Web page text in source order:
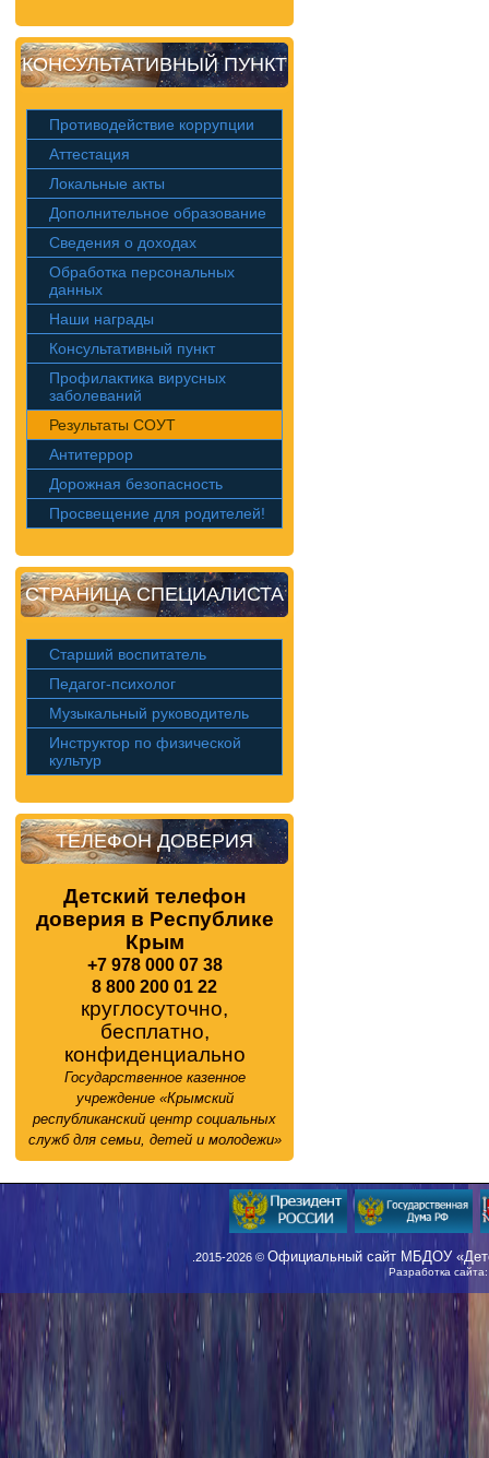
КОНСУЛЬТАТИВНЫЙ ПУНКТ
Противодействие коррупции
Аттестация
Локальные акты
Дополнительное образование
Сведения о доходах
Обработка персональных
данных
Наши награды
Консультативный пункт
Профилактика вирусных
заболеваний
Результаты СОУТ
Антитеррор
Дорожная безопасность
Просвещение для родителей!
СТРАНИЦА СПЕЦИАЛИСТА
Старший воспитатель
Педагог-психолог
Музыкальный руководитель
Инструктор по физической
культур
ТЕЛЕФОН ДОВЕРИЯ
Детский телефон
доверия в Республике
Крым
+7 978 000 07 38
8 800 200 01 22
круглосуточно,
бесплатно,
конфиденциально
Государственное казенное
учреждение «Крымский
республиканский центр социальных
служб для семьи, детей и молодежи»
.2015-2026 © Официальный сайт МБДОУ
Разработка